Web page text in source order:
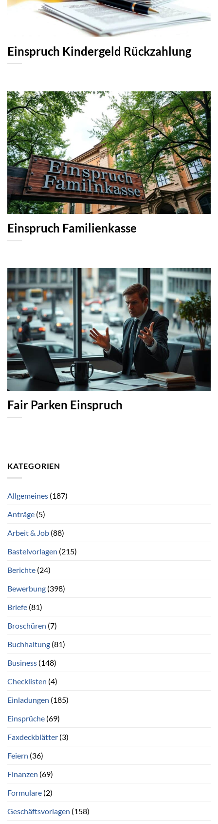
Einspruch Kindergeld Rückzahlung
Einspruch Familienkasse
Fair Parken Einspruch
KATEGORIEN
Allgemeines (187)
Anträge (5)
Arbeit & Job (88)
Bastelvorlagen (215)
Berichte (24)
Bewerbung (398)
Briefe (81)
Broschüren (7)
Buchhaltung (81)
Business (148)
Checklisten (4)
Einladungen (185)
Einsprüche (69)
Faxdeckblätter (3)
Feiern (36)
Finanzen (69)
Formulare (2)
Geschäftsvorlagen (158)